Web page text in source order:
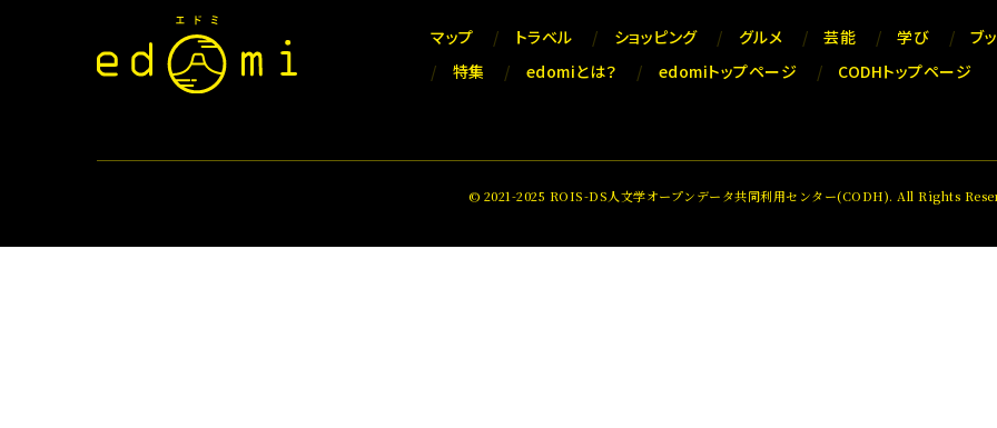
マップ トラベル ショッピング グルメ 芸能 学び
ブ
特集
edomiとは？ edomiトップページ CODHトップページ
© 2021-2025 ROIS-DS人文学オープンデータ共同利用センター(CODH). All Rights